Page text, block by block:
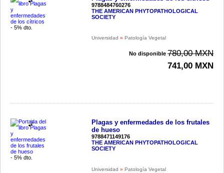
- 5% dto.
9788484760276
THE AMERICAN PHYTOPATHOLOGICAL
SOCIETY
Universidad »Patología Vegetal
No disponible 780,00 MXN
741,00 MXN
- 5% dto.
Plagas y enfermedades de los frutales
de hueso
9788471149176
THE AMERICAN PHYTOPATHOLOGICAL
SOCIETY
Universidad »Patología Vegetal